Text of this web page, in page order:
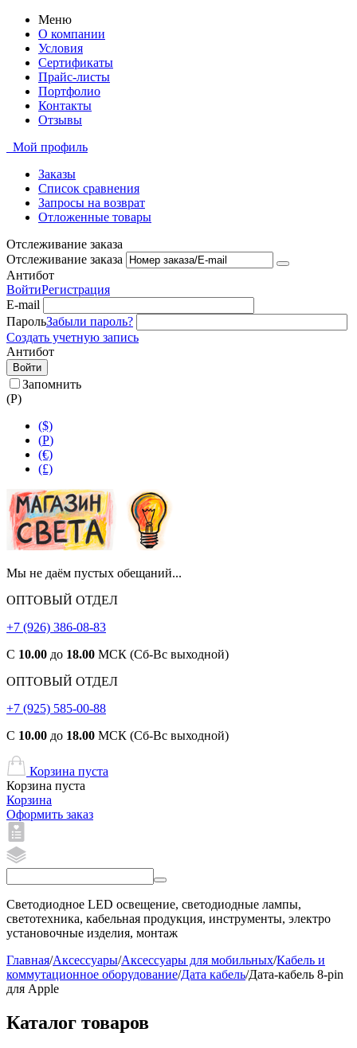
Меню
О компании
Условия
Сертификаты
Прайс-листы
Портфолио
Контакты
Отзывы
Мой профиль
Заказы
Список сравнения
Запросы на возврат
Отложенные товары
Отслеживание заказа
Отслеживание заказа
Антибот
ВойтиРегистрация
E-mail
ПарольЗабыли пароль?
Создать учетную запись
Антибот
Войти
Запомнить
(Р)
($)
(Р)
(€)
(£)
Мы не даём пустых обещаний...
ОПТОВЫЙ ОТДЕЛ
+7 (926) 386-08-83
С 10.00 до 18.00 МСК (Сб-Вс выходной)
ОПТОВЫЙ ОТДЕЛ
+7 (925) 585-00-88
С 10.00 до 18.00 МСК (Сб-Вс выходной)
Корзина пуста
Корзина пуста
Корзина
Оформить заказ
Светодиодное LED освещение, светодиодные лампы,
светотехника, кабельная продукция, инструменты, электро
установочные изделия, монтаж
Главная/Аксессуары/Аксессуары для мобильных/Кабель и
коммутационное оборудование/Дата кабель/Дата-кабель 8-pin
для Apple
Каталог товаров